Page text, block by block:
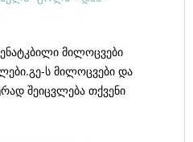
მილოცვები
ს მილოცვები და
შეიცვლება თქვენი